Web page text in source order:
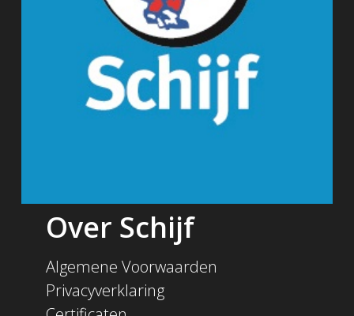
Over Schijf
Algemene Voorwaarden
Privacyverklaring